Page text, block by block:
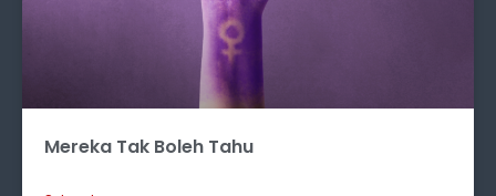
Mereka Tak Boleh Tahu